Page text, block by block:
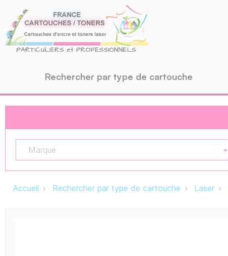
Rechercher par type de cartouche
Marque
Accueil Rechercher par type de cartouche Laser